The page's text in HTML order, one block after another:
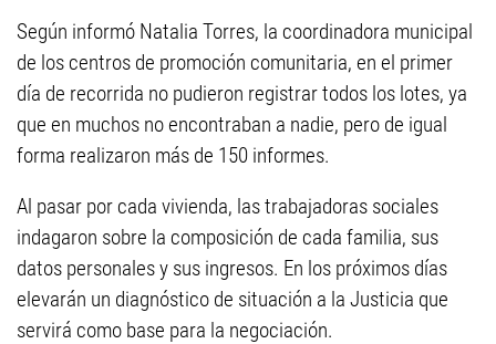
Según informó Natalia Torres, la coordinadora municipal
de los centros de promoción comunitaria, en el primer
día de recorrida no pudieron registrar todos los lotes, ya
que en muchos no encontraban a nadie, pero de igual
forma realizaron más de 150 informes.
Al pasar por cada vivienda, las trabajadoras sociales
indagaron sobre la composición de cada familia, sus
datos personales y sus ingresos. En los próximos días
elevarán un diagnóstico de situación a la Justicia que
servirá como base para la negociación.